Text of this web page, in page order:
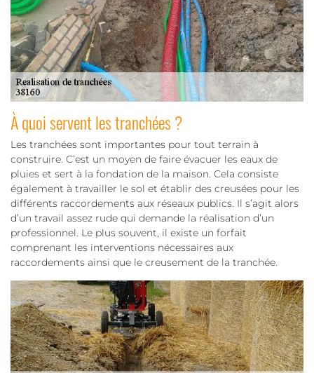
À quoi servent les tranchées ?
Les tranchées sont importantes pour tout terrain à
construire. C’est un moyen de faire évacuer les eaux de
pluies et sert à la fondation de la maison. Cela consiste
également à travailler le sol et établir des creusées pour les
différents raccordements aux réseaux publics. Il s’agit alors
d’un travail assez rude qui demande la réalisation d’un
professionnel. Le plus souvent, il existe un forfait
comprenant les interventions nécessaires aux
raccordements ainsi que le creusement de la tranchée.